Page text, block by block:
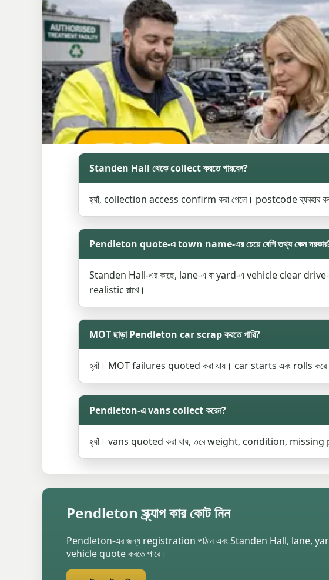
Standen Hall থেকে collect করতে পারবেন?
হ্যাঁ, collection access confirm করা গেলে। postcode
Pendleton quote-এ town name-এর চেয়ে বেশি তথ্য কেন
Standen Hall-এর কাছে, lane-এ বা yard-এ vehicle clear
realistic রাখে।
MOT ছাড়া Pendleton car scrap করতে পারি?
হ্যাঁ। MOT failures quoted করা যায়। car starts এবং rolls করে
Pendleton-এ vans collect করেন?
হ্যাঁ। vans quoted করা যায়, তবে weight, condition,
Pendleton স্ক্র্যাপ কার কোট নিন
Pendleton-এর জন্য registration পাঠান এবং Standen Hall, lane,
vehicle quote করতে পারে।